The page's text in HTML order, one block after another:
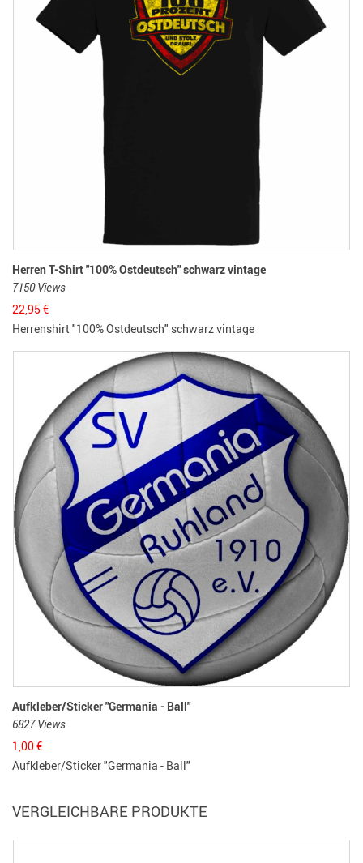
Herren T-Shirt "100% Ostdeutsch" schwarz vintage
7150 Views
22,95 €
Herrenshirt "100% Ostdeutsch" schwarz vintage
Aufkleber/Sticker "Germania - Ball"
6827 Views
1,00€
Aufkleber/Sticker "Germania - Ball"
VERGLEICHBARE PRODUKTE